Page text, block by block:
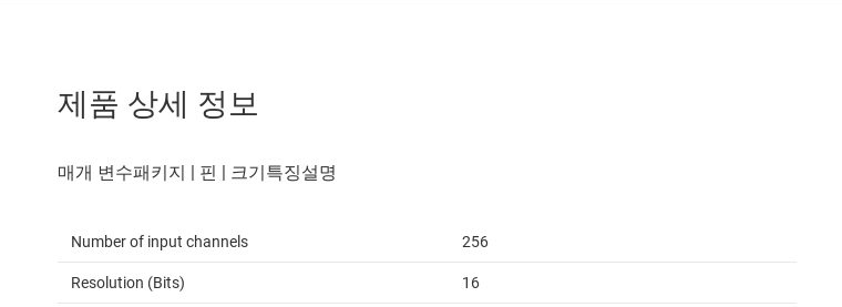
제품 상세 정보
Number of input channels 256
Resolution (Bits) 16